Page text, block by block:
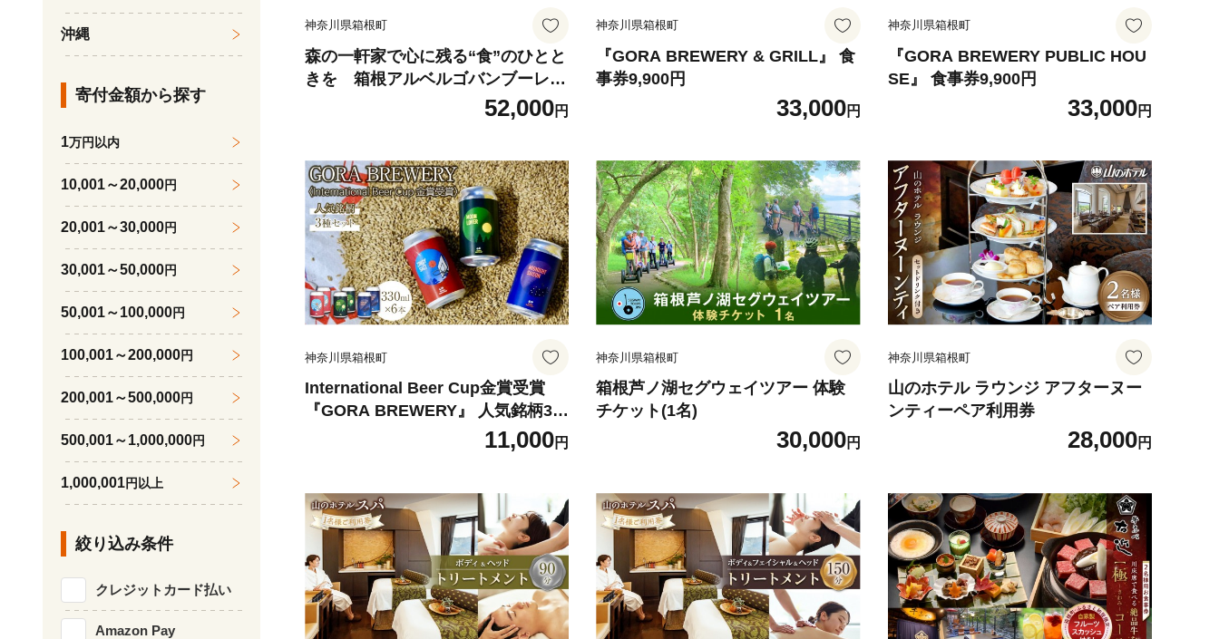
神奈川県箱根町
森の一軒家で心に残る“食”のひとと
きを 箱根アルベルゴバンブーレス
トラン【ディナーお食事券 】1名様
52,000円
神奈川県箱根町
『GORA BREWERY & GRILL』 食
事券9,900円
33,000円
神奈川県箱根町
『GORA BREWERY PUBLIC HOU
SE』 食事券9,900円
33,000円
神奈川県箱根町
International Beer Cup金賞受賞
『GORA BREWERY』 人気銘柄3種
11,000円
神奈川県箱根町
箱根芦ノ湖セグウェイツアー 体験
チケット(1名)
30,000円
神奈川県箱根町
山のホテル ラウンジ アフターヌー
ンティーペア利用券
28,000円
沖縄
寄付金額から探す
1万円以内
10,001～20,000円
20,001～30,000円
30,001～50,000円
50,001～100,000円
100,001～200,000円
200,001～500,000円
500,001～1,000,000円
1,000,001円以上
絞り込み条件
クレジットカード払い
Amazon Pay